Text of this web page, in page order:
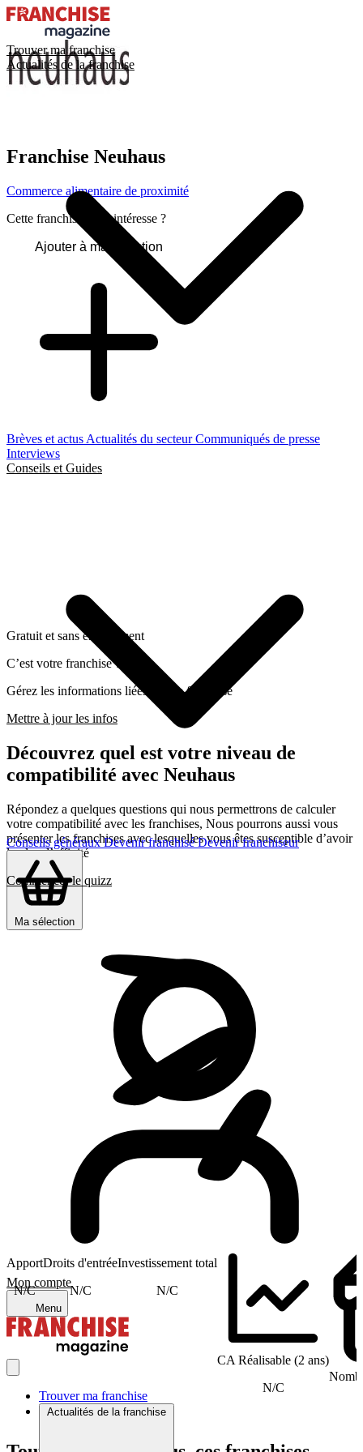
Trouver ma franchise
Actualités de la franchise
Brèves et actus Actualités du secteurCommuniqués de presse
Interviews
Conseils et Guides
Conseils générauxDevenir franchiséDevenir franchiseur
Ma sélection
Mon compte
Menu
Trouver ma franchise
Actualités de la franchise
Franchise Neuhaus
Commerce alimentaire de proximité
Cette franchise vous intéresse ?
Ajouter à ma sélection
Gratuit et sans engagement
C’est votre franchise ?
Gérez les informations liées a cette franchise
Mettre à jour les infos
Découvrez quel est votre niveau de
compatibilité avec Neuhaus
Répondez a quelques questions qui nous permettrons de calculer
votre compatibilité avec les franchises, Nous pourrons aussi vous
présenter les franchises avec lesquelles vous êtes susceptible d’avoir
le plus d’affinité
Commencer le quizz
Apport
N/C
Droits d'entrée
N/C
Investissement total
N/C
CA Réalisable (2 ans)
N/C